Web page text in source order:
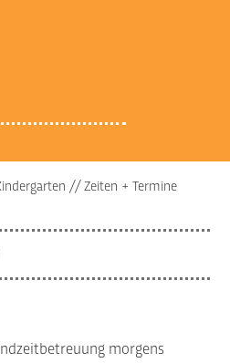
// Zeiten + Termine
morgens